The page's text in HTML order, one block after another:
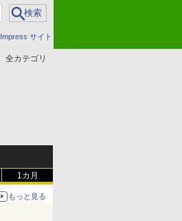
Impress サイト
全カテゴリ
1カ月
もっと見る